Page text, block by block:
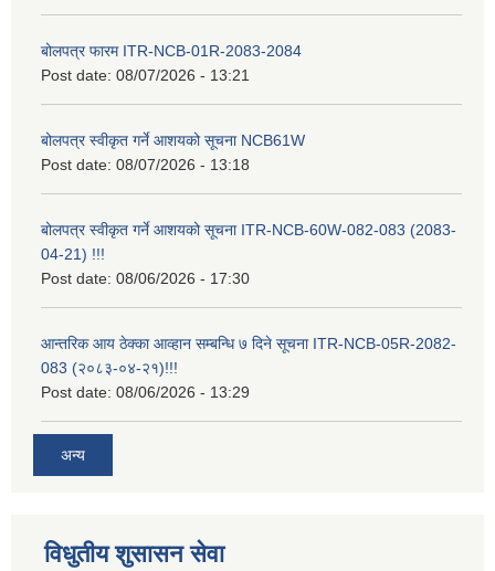
बोलपत्र फारम ITR-NCB-01R-2083-2084
Post date: 08/07/2026 - 13:21
बोलपत्र स्वीकृत गर्ने आशयको सूचना NCB61W
Post date: 08/07/2026 - 13:18
बोलपत्र स्वीकृत गर्ने आशयको सूचना ITR-NCB-60W-082-083 (2083-
04-21) !!!
Post date: 08/06/2026 - 17:30
आन्तरिक आय ठेक्का आव्हान सम्बन्धि ७ दिने सूचना ITR-NCB-05R-2082-
083 (२०८३-०४-२१)!!!
Post date: 08/06/2026 - 13:29
अन्य
विधुतीय शुसासन सेवा